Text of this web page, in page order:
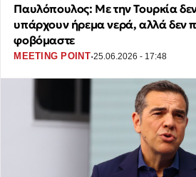
Παυλόπουλος: Με την Τουρκία
υπάρχουν ήρεμα νερά, αλλά δεν
φοβόμαστε
MEETING POINT·25.06.2026 - 17:48